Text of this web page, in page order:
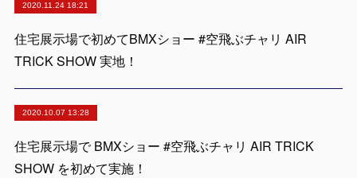
2020.11.24 18:21
住宅展示場で初めてBMXショー #空飛ぶチャリ AIR
TRICK SHOW 実地！
2020.10.07 13:28
住宅展示場で BMXショー #空飛ぶチャリ AIR TRICK
SHOW を初めて実施！